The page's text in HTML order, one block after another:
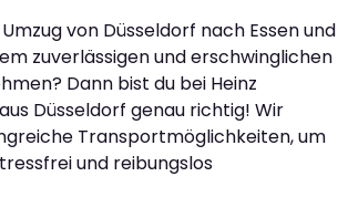
von Düsseldorf nach Essen und
zuverlässigen und erschwinglichen
Dann bist du bei Heinz
Düsseldorf genau richtig! Wir
Transportmöglichkeiten, um
und reibungslos